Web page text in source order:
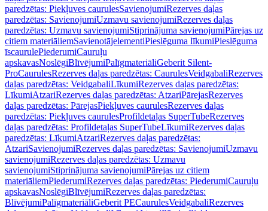
paredzētas: Piekļuves caurulesSavienojumiRezerves daļas
paredzētas: SavienojumiUzmavu savienojumiRezerves daļas
paredzētas: Uzmavu savienojumiStiprinājuma savienojumiPārejas uz
citiem materiāliemSavienotājelementiPieslēguma līkumiPieslēguma
īscaurulePiederumiCauruļu
apskavasNoslēgiBlīvējumiPalīgmateriāliGeberit Silent-
ProCaurulesRezerves daļas paredzētas: CaurulesVeidgabaliRezerves
daļas paredzētas: VeidgabaliLīkumiRezerves daļas paredzētas:
LīkumiAtzariRezerves daļas paredzētas: AtzariPārejasRezerves
daļas paredzētas: PārejasPiekļuves caurulesRezerves daļas
paredzētas: Piekļuves caurulesProfildetaļas SuperTubeRezerves
daļas paredzētas: Profildetaļas SuperTubeLīkumiRezerves daļas
paredzētas: LīkumiAtzariRezerves daļas paredzētas:
AtzariSavienojumiRezerves daļas paredzētas: SavienojumiUzmavu
savienojumiRezerves daļas paredzētas: Uzmavu
savienojumiStiprinājuma savienojumiPārejas uz citiem
materiāliemPiederumiRezerves daļas paredzētas: PiederumiCauruļu
apskavasNoslēgiBlīvējumiRezerves daļas paredzētas:
BlīvējumiPalīgmateriāliGeberit PECaurulesVeidgabaliRezerves